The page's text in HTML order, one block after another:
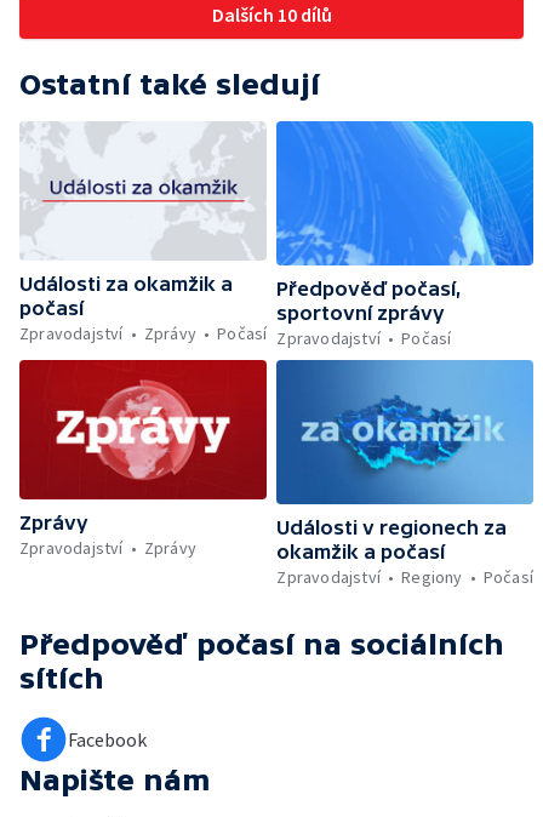
Dalších 10 dílů
Ostatní také sledují
Události za okamžik a
počasí
Zpravodajství
Zprávy Počasí
Předpověď počasí,
sportovní zprávy
Zpravodajství
Počasí
Zprávy
Zpravodajství
Zprávy
Události v regionech za
okamžik a počasí
Zpravodajství
Regiony Počasí
Předpověď počasí na sociálních
sítích
Facebook
Napište nám